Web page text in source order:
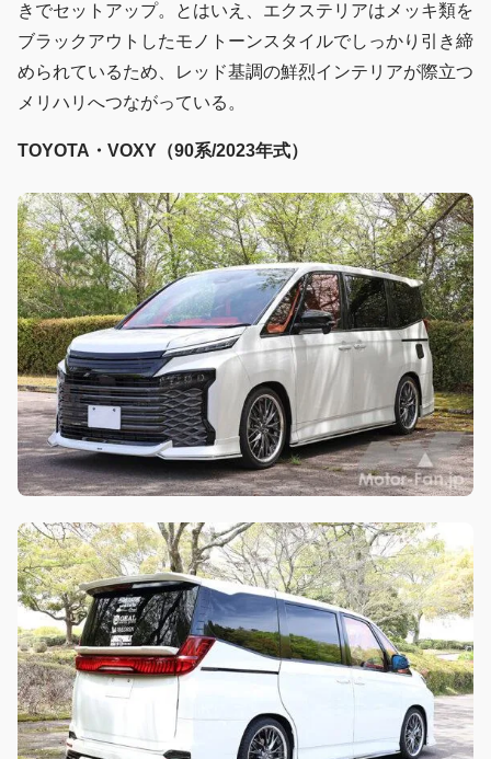
きでセットアップ。とはいえ、エクステリアはメッキ類を
ブラックアウトしたモノトーンスタイルでしっかり引き締
められているため、レッド基調の鮮烈インテリアが際立つ
メリハリへつながっている。
TOYOTA・VOXY（90系/2023年式）